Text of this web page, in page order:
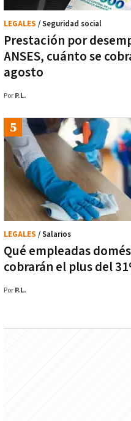
Prestación por
ANSES, cuánto se
agosto
LEGALES / Seguridad social
Por P.L.
Qué empleadas
cobrarán el plus del
LEGALES / Salarios
Por P.L.